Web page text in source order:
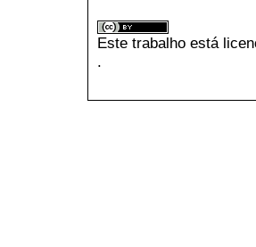
Este trabalho está
.